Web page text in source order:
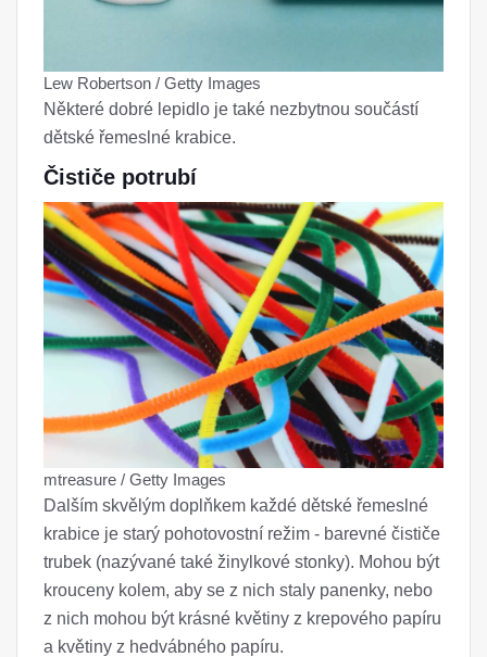
Lew Robertson / Getty Images
Některé dobré lepidlo je také nezbytnou součástí
dětské řemeslné krabice.
Čističe potrubí
mtreasure / Getty Images
Dalším skvělým doplňkem každé dětské řemeslné
krabice je starý pohotovostní režim - barevné čističe
trubek (nazývané také žinylkové stonky). Mohou být
krouceny kolem, aby se z nich staly panenky, nebo
z nich mohou být krásné květiny z krepového papíru
a květiny z hedvábného papíru.